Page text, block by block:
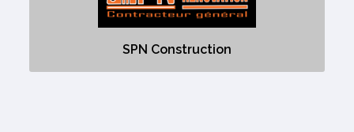
SPN Construction
Aucune description